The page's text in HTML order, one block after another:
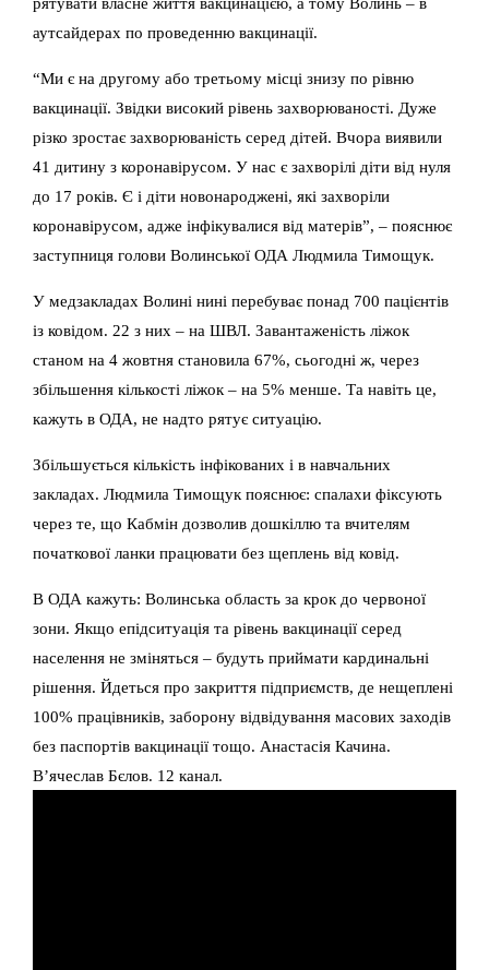
аутсайдерах по проведенню вакцинації.
“Ми є на другому або третьому місці знизу по рівню
вакцинації. Звідки високий рівень захворюваності. Дуже
різко зростає захворюваність серед дітей. Вчора виявили
41 дитину з коронавірусом. У нас є захворілі діти від нуля
до 17 років. Є і діти новонароджені, які захворіли
коронавірусом, адже інфікувалися від матерів”, – пояснює
заступниця голови Волинської ОДА Людмила Тимощук.
У медзакладах Волині нині перебуває понад 700 пацієнтів
із ковідом. 22 з них – на ШВЛ. Завантаженість ліжок
станом на 4 жовтня становила 67%, сьогодні ж, через
збільшення кількості ліжок – на 5% менше. Та навіть це,
кажуть в ОДА, не надто рятує ситуацію.
Збільшується кількість інфікованих і в навчальних
закладах. Людмила Тимощук пояснює: спалахи фіксують
через те, що Кабмін дозволив дошкіллю та вчителям
початкової ланки працювати без щеплень від ковід.
В ОДА кажуть: Волинська область за крок до червоної
зони. Якщо епідситуація та рівень вакцинації серед
населення не зміняться – будуть приймати кардинальні
рішення. Йдеться про закриття підприємств, де нещеплені
100% працівників, заборону відвідування масових заходів
без паспортів вакцинації тощо. Анастасія Качина.
В’ячеслав Бєлов. 12 канал.